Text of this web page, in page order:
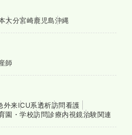
大分宮崎鹿児島沖縄
師
外来ICU系透析訪問看護
園・学校訪問診療内視鏡治験関連